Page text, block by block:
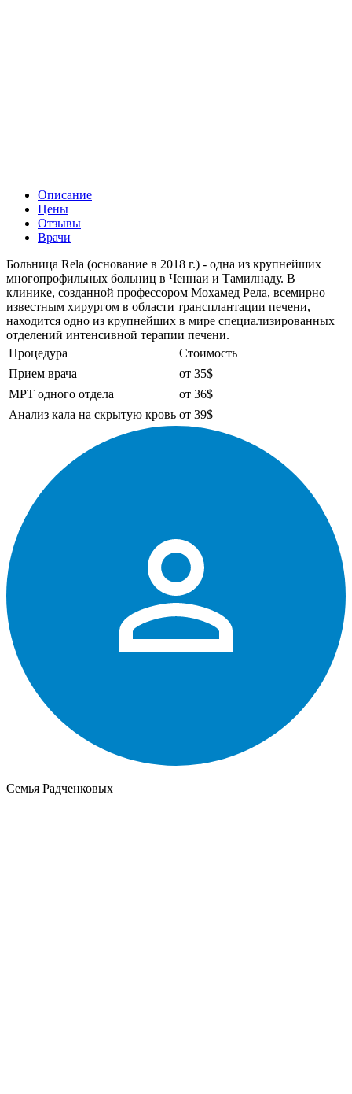
Описание
Цены
Отзывы
Врачи
Больница Rela (основание в 2018 г.) - одна из крупнейших
многопрофильных больниц в Ченнаи и Тамилнаду. В
клинике, созданной профессором Мохамед Рела, всемирно
известным хирургом в области трансплантации печени,
находится одно из крупнейших в мире специализированных
отделений интенсивной терапии печени.
Процедура
Стоимость
Прием врача
от 35$
МРТ одного отдела
от 36$
Анализ кала на скрытую кровь от 39$
Семья Радченковых